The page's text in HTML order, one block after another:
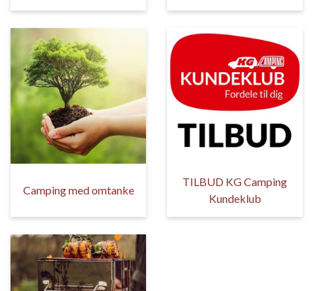
Camping med omtanke
TILBUD KG Camping
Kundeklub